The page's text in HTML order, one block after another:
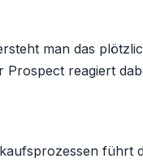
man das
Prospect reagiert
führt